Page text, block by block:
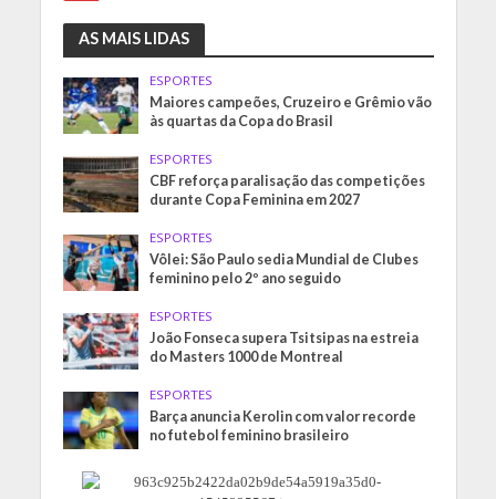
AS MAIS LIDAS
ESPORTES
Maiores campeões, Cruzeiro e Grêmio vão
às quartas da Copa do Brasil
ESPORTES
CBF reforça paralisação das competições
durante Copa Feminina em 2027
ESPORTES
Vôlei: São Paulo sedia Mundial de Clubes
feminino pelo 2º ano seguido
ESPORTES
João Fonseca supera Tsitsipas na estreia
do Masters 1000 de Montreal
ESPORTES
Barça anuncia Kerolin com valor recorde
no futebol feminino brasileiro